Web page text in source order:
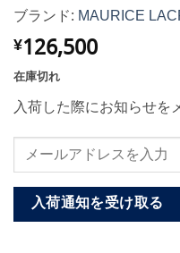
ブランド: MAURICE
¥126,500
在庫切れ
入荷した際にお知らせを
入荷通知を受け取る